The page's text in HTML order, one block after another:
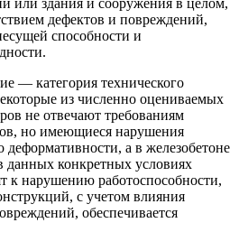
или здания и сооружения в целом,
дефектов и повреждений,
способности и
— категория технического
из численно оцениваемых
не отвечают требованиям
но имеющиеся нарушения
а в железобетоне
данных конкретных условиях
к нарушению работоспособности,
с учетом влияния
обеспечивается